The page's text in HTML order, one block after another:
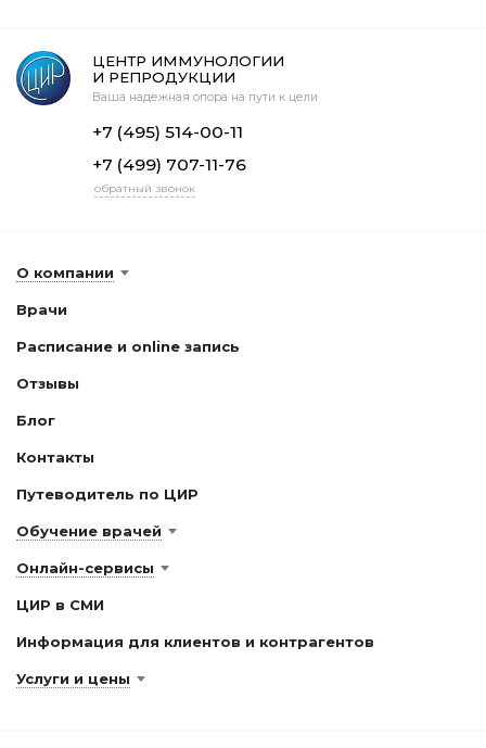
ЦЕНТР ИММУНОЛОГИИ
И РЕПРОДУКЦИИ
Ваша надежная опора на пути к цели
+7 (495) 514-00-11
+7 (499) 707-11-76
обратный звонок
О компании
Врачи
Расписание и online запись
Отзывы
Блог
Контакты
Путеводитель по ЦИР
Обучение врачей
Онлайн-сервисы
ЦИР в СМИ
Информация для клиентов и контрагентов
Услуги и цены